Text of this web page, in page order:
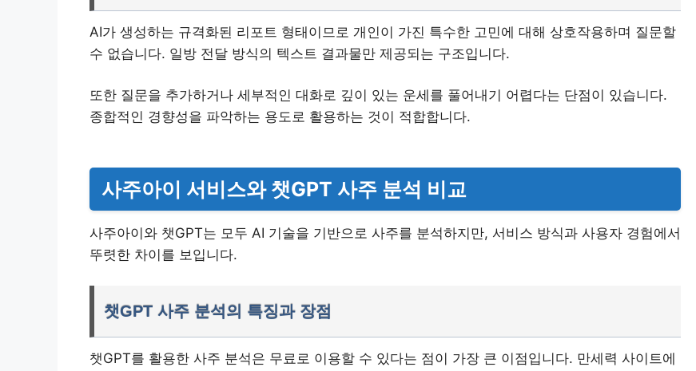
AI가 생성하는 규격화된 리포트 형태이므로 개인이 가진 특수한 고민에 대해 상호작용하며 질문할
수 없습니다. 일방 전달 방식의 텍스트 결과물만 제공되는 구조입니다.
또한 질문을 추가하거나 세부적인 대화로 깊이 있는 운세를 풀어내기 어렵다는 단점이 있습니다.
종합적인 경향성을 파악하는 용도로 활용하는 것이 적합합니다.
사주아이 서비스와 챗GPT 사주 분석 비교
사주아이와 챗GPT는 모두 AI 기술을 기반으로 사주를 분석하지만, 서비스 방식과 사용자 경험에서
뚜렷한 차이를 보입니다.
챗GPT 사주 분석의 특징과 장점
챗GPT를 활용한 사주 분석은 무료로 이용할 수 있다는 점이 가장 큰 이점입니다. 만세력 사이트에